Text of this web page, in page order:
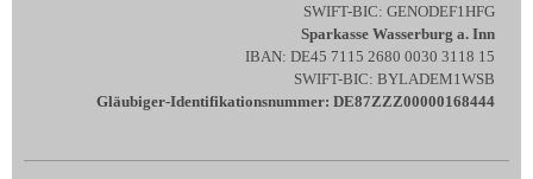
SWIFT-BIC: GENODEF1HFG
Sparkasse Wasserburg a. Inn
IBAN: DE45 7115 2680 0030 3118 15
SWIFT-BIC: BYLADEM1WSB
Gläubiger-Identifikationsnummer: DE87ZZZ00000168444